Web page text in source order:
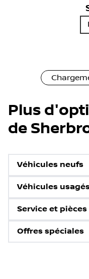
Plus
de
Véhicules neufs
Véhicules
Service et pièces
Offres spéciales